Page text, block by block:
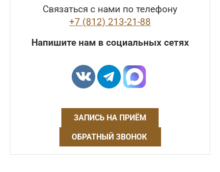
Связаться с нами по телефону
+7 (812) 213-21-88
Напишите нам в социальных сетях
ЗАПИСЬ НА ПРИЁМ
ОБРАТНЫЙ ЗВОНОК